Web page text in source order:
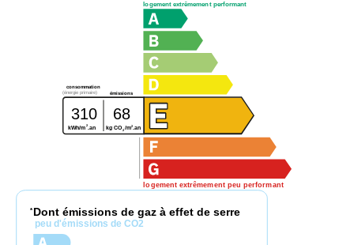
logement extrêmement performant
logement extrêmement peu performant
consommation
émissions
(énergie primaire)
310 68
kWh/m2.an kg CO2/m2 .an
* Dont émissions de gaz à effet de serre
peu d'émissions de CO2